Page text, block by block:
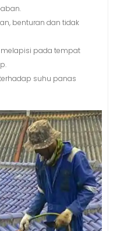
benturan dan tidak
pada tempat
suhu panas